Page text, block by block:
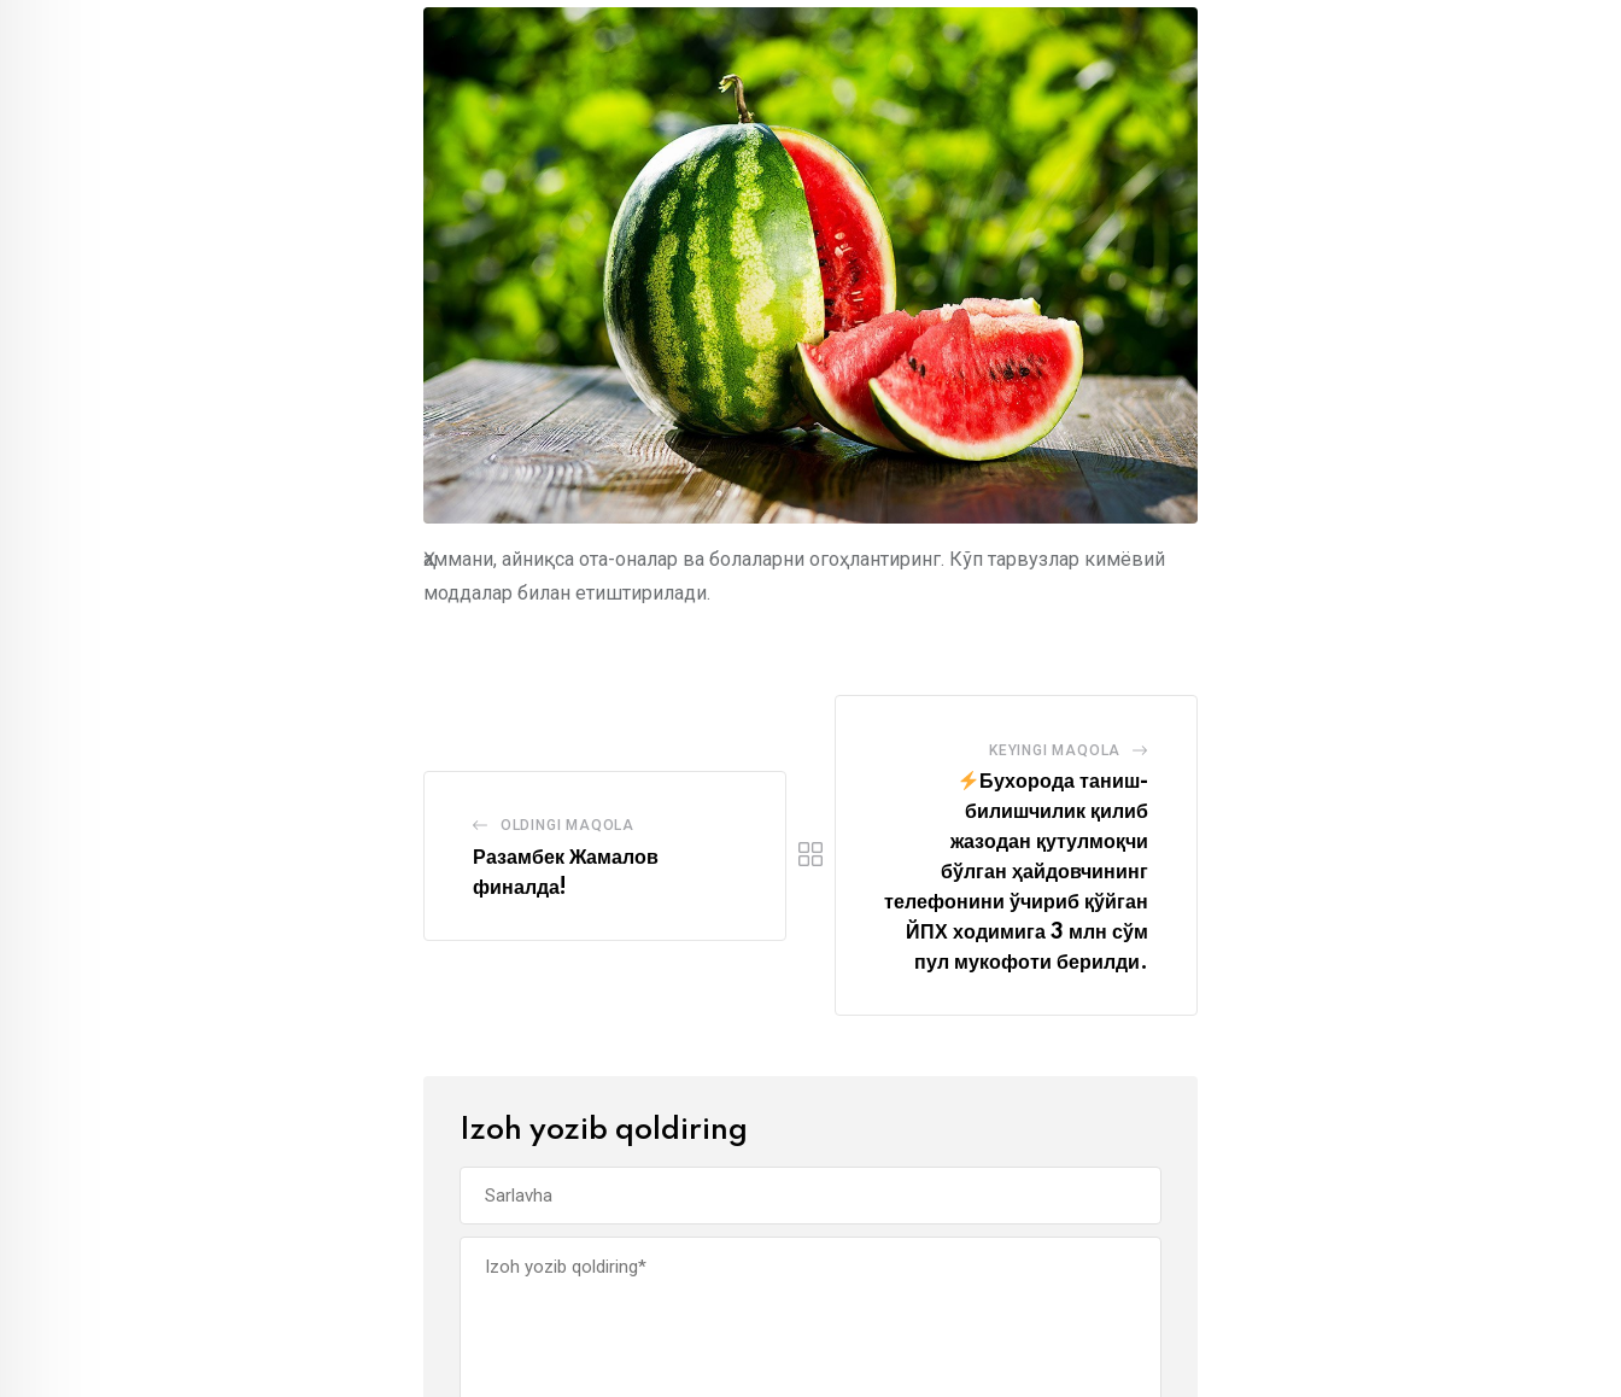
Ҳаммани, айниқса ота-оналар ва болаларни огоҳлантиринг. Кўп тарвузлар кимёвий
моддалар билан етиштирилади.
OLDINGI MAQOLA
Разамбек Жамалов
финалда!
KEYINGI MAQOLA
Бухорода таниш-
билишчилик қилиб
жазодан қутулмоқчи
бўлган ҳайдовчининг
телефонини ўчириб қўйган
ЙПХ ходимига 3 млн сўм
пул мукофоти берилди.
Izoh yozib qoldiring